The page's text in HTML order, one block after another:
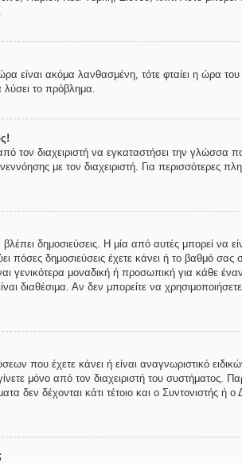
είναι ακόμα λανθασμένη, τότε φταίει η ώρα του
λύσει το πρόβλημα.
τον διαχειριστή να εγκαταστήσει την γλώσσα
με τον διαχειριστή. Για περισσότερες
δημοσιεύσεις. Η μία από αυτές μπορεί να
πόσες δημοσιεύσεις έχετε κάνει ή το βαθμό σας
γενικότερα μοναδική ή προσωπική για κάθε
διαθέσιμα. Αν δεν μπορείτε να
που έχετε κάνει ή είναι αναγνωριστικό
μόνο από τον διαχειριστή του συστήματος.
δεν δέχονται κάτι τέτοιο και ο Συντονιστής ή ο